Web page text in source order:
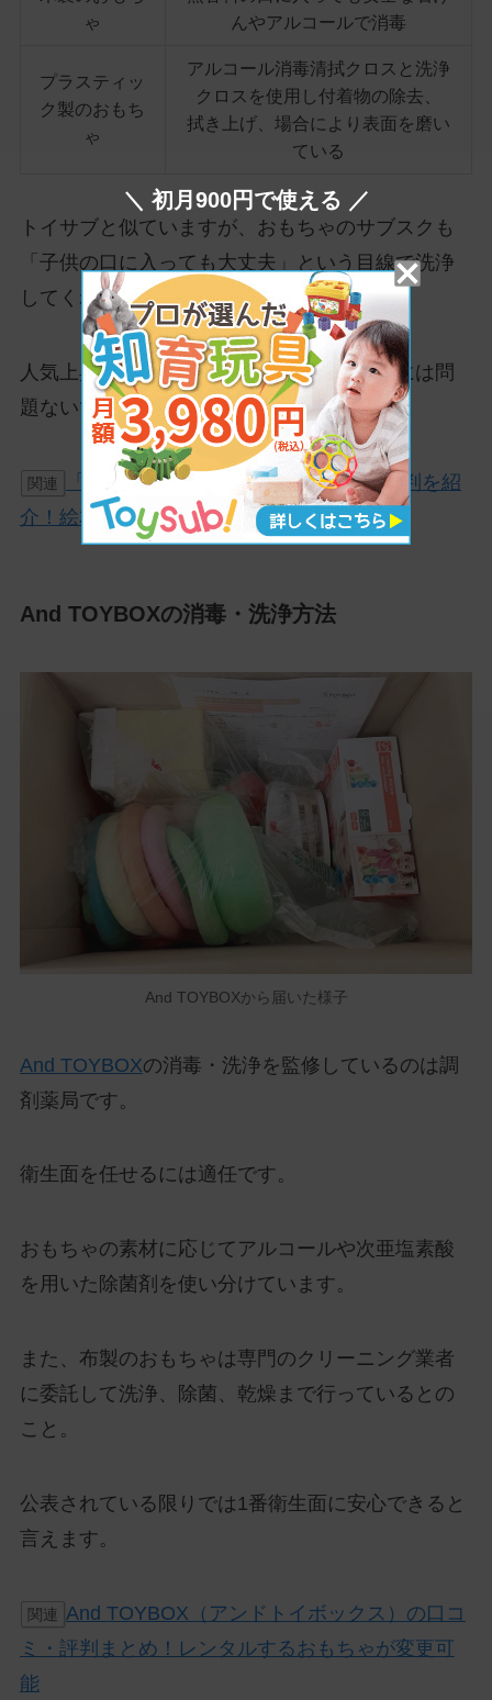
ゃ
んやアルコールで消毒
プラスティッ
ク製のおもち
ゃ
アルコール消毒清拭クロスと洗浄
クロスを使用し付着物の除去、
拭き上げ、場合により表面を磨い
ている
トイサブと似ていますが、おもちゃのサブスクも
「子供の口に入っても大丈夫」という目線で洗浄
してくれます。
人気上昇中のおもちゃのサブスク。衛生面には問
題ないでしょう。
関連
「おもちゃのサブスク」の口コミ・評判を紹
介！絵本がもらえる安いサービスだった。
And TOYBOXの消毒・洗浄方法
And TOYBOXから届いた様子
And TOYBOXの消毒・洗浄を監修しているのは調
剤薬局です。
衛生面を任せるには適任です。
おもちゃの素材に応じてアルコールや次亜塩素酸
を用いた除菌剤を使い分けています。
また、布製のおもちゃは専門のクリーニング業者
に委託して洗浄、除菌、乾燥まで行っているとの
こと。
公表されている限りでは1番衛生面に安心できると
言えます。
関連
And TOYBOX（アンドトイボックス）の口コ
ミ・評判まとめ！レンタルするおもちゃが変更可
能
＼ 初月900円で使える ／